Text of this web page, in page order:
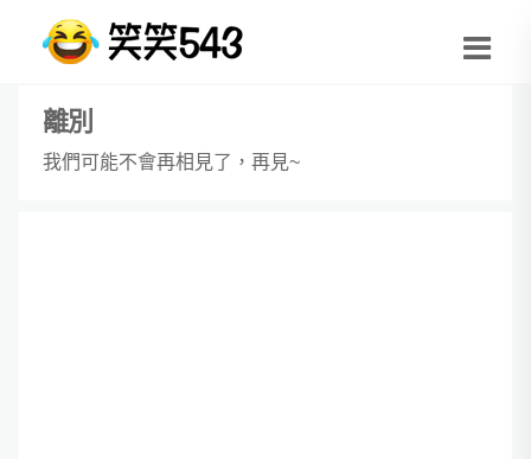
離別
我們可能不會再相見了，再見~